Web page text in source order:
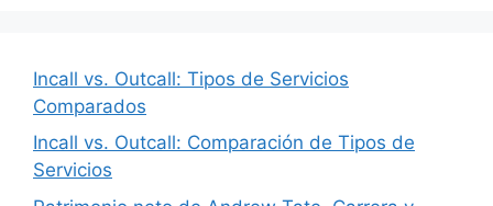
Incall vs. Outcall: Tipos de Servicios
Comparados
Incall vs. Outcall: Comparación de Tipos de
Servicios